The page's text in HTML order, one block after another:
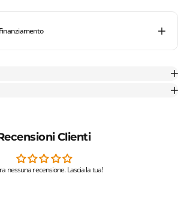
Clienti
nessuna recensione. Lascia la tua!